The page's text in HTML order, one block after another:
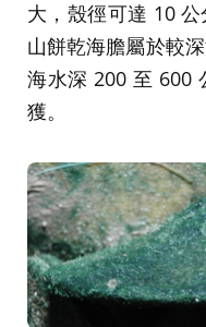
大，殼徑可達 10
山餅乾海膽屬於較
海水深 200 至 600
獲。